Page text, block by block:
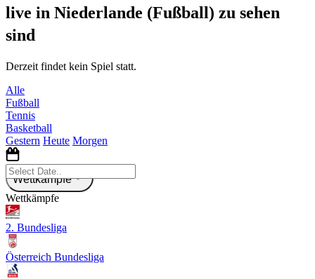
live in Niederlande (Fußball) zu sehen
sind
Derzeit findet kein Spiel statt.
Alle
Fußball
Tennis
Basketball
Gestern Heute Morgen
Wettkämpfe
Wettkämpfe
2. Bundesliga
Österreich Bundesliga